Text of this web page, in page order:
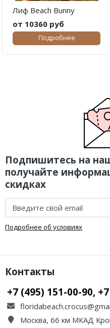
Лиф Beach Bunny
от 10360 руб
Подробнее
Подпишитесь на
получайте
скидках
Подробнее об условиях
Контакты
+7 (495) 151-00-90,
Москва, 66 км МКАД